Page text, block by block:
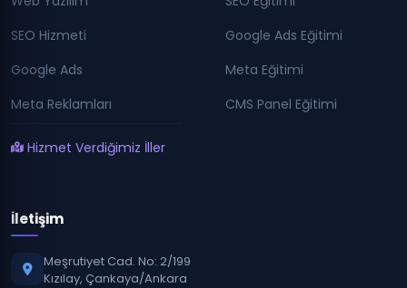
SEO Hizmeti
Google Ads
Meta Reklamları
Hizmet Verdiğimiz İller
Google Ads Eğitimi
Meta Eğitimi
CMS Panel Eğitimi
İletişim
Meşrutiyet Cad. No: 2/199
Kızılay, Çankaya/Ankara